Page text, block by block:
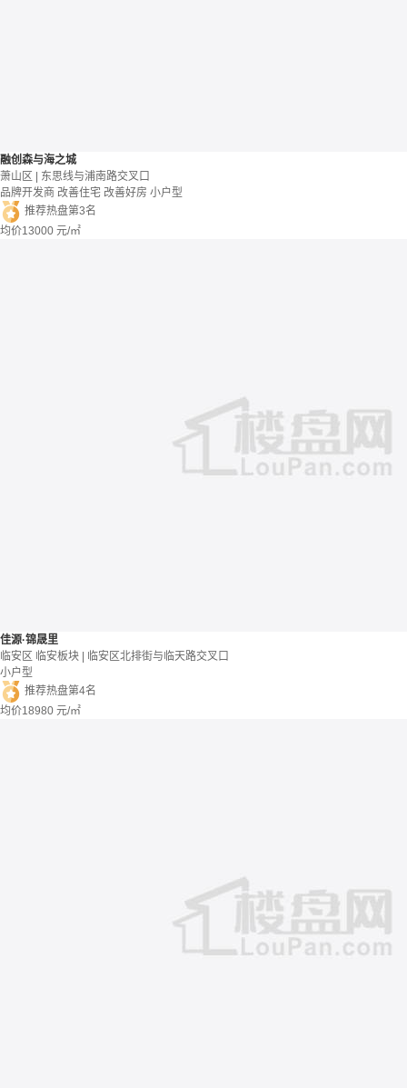
融创森与海之城
萧山区 | 东思线与浦南路交叉口
品牌开发商 改善住宅 改善好房 小户型
推荐热盘第3名
均价13000 元/㎡
佳源·锦晟里
临安区 临安板块 | 临安区北排街与临天路交叉口
小户型
推荐热盘第4名
均价18980 元/㎡